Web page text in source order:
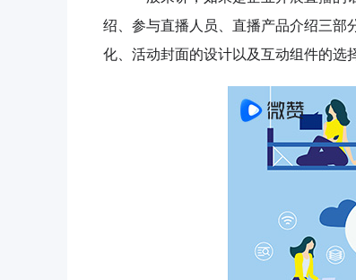
绍、参与直播人员、直播产品介绍三部
化、活动封面的设计以及互动组件的选